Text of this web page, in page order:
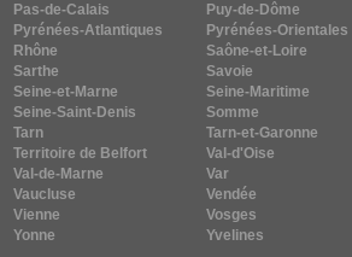
Pas-de-Calais
Puy-de-Dôme
Pyrénées-Atlantiques
Pyrénées-Orientales
Rhône
Saône-et-Loire
Sarthe
Savoie
Seine-et-Marne
Seine-Maritime
Seine-Saint-Denis
Somme
Tarn
Tarn-et-Garonne
Territoire de Belfort
Val-d'Oise
Val-de-Marne
Var
Vaucluse
Vendée
Vienne
Vosges
Yonne
Yvelines